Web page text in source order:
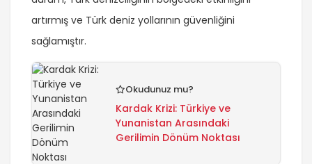
artırmış ve Türk deniz yollarının güvenliğini
sağlamıştır.
Okudunuz mu?
Kardak Krizi: Türkiye ve
Yunanistan Arasındaki
Gerilimin Dönüm Noktası